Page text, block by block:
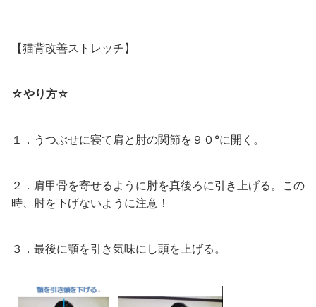
【猫背改善ストレッチ】
☆やり方☆
１．うつぶせに寝て肩と肘の関節を９０°に開く。
２．肩甲骨を寄せるように肘を真後ろに引き上げる。この
時、肘を下げないように注意！
３．最後に顎を引き気味にし頭を上げる。